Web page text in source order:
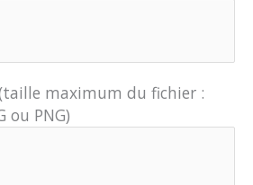
maximum du fichier :
ou PNG)